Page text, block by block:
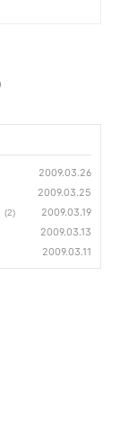
2009.03.26
2009.03.25
(2) 2009.03.19
2009.03.13
2009.03.11